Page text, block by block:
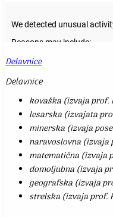
Delavnice
Delavnice
kovaška (izvaja prof.
lesarska (izvajata
minerska (izvaja
naravoslovna (izvaja
matematična (izvaja
domoljubna (izvaja
geografska (izvaja
strelska (izvaja prof.